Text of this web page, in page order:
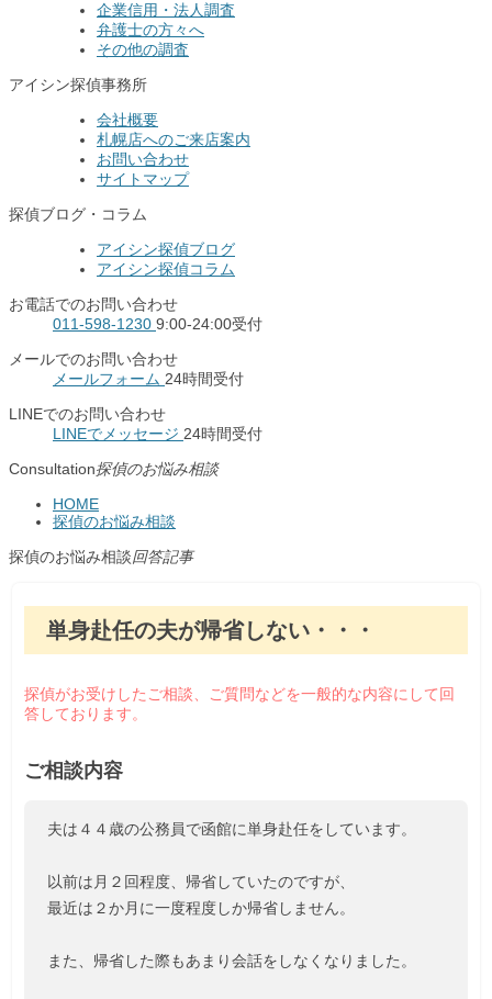
企業信用・法人調査
弁護士の方々へ
その他の調査
アイシン探偵事務所
会社概要
札幌店へのご来店案内
お問い合わせ
サイトマップ
探偵ブログ・コラム
アイシン探偵ブログ
アイシン探偵コラム
お電話でのお問い合わせ
011-598-1230 9:00-24:00受付
メールでのお問い合わせ
メールフォーム 24時間受付
LINEでのお問い合わせ
LINEでメッセージ 24時間受付
Consultation探偵のお悩み相談
HOME
探偵のお悩み相談
探偵のお悩み相談回答記事
単身赴任の夫が帰省しない・・・
探偵がお受けしたご相談、ご質問などを一般的な内容にして回
答しております。
ご相談内容
夫は４４歳の公務員で函館に単身赴任をしています。
以前は月２回程度、帰省していたのですが、
最近は２か月に一度程度しか帰省しません。
また、帰省した際もあまり会話をしなくなりました。